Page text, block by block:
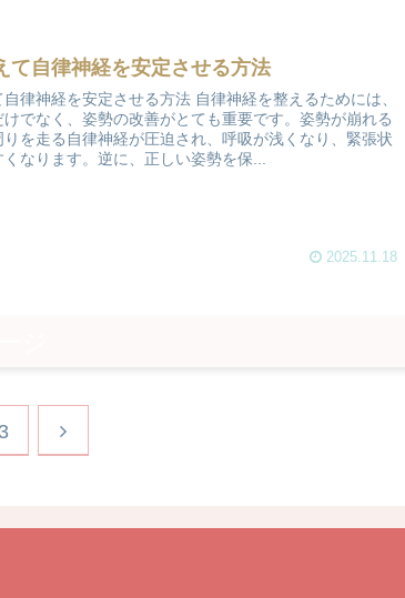
て自律神経を安定させる方法
律神経を安定させる方法 自律神経を整えるためには、
でなく、姿勢の改善がとても重要です。姿勢が崩れる
りを走る自律神経が圧迫され、呼吸が浅くなり、緊張状
なります。逆に、正しい姿勢を保...
2025.11.18
3